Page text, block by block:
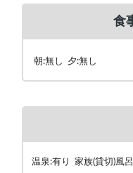
食
朝:無し 夕:無し
温泉:有り 家族(貸切)風